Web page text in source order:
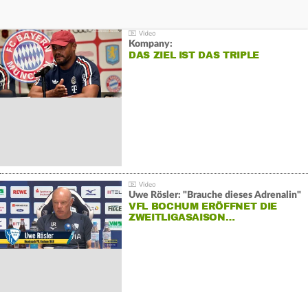
Kompany:
DAS ZIEL IST DAS TRIPLE
Uwe Rösler: "Brauche dieses Adrenalin"
VFL BOCHUM ERÖFFNET DIE
ZWEITLIGASAISON…